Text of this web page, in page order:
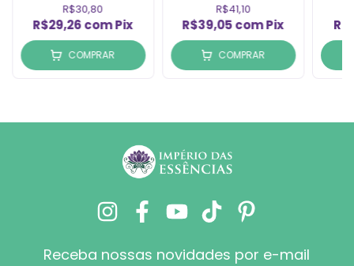
R$30,80
R$29,26comPix
COMPRAR
R$41,10
R$39,05comPix
COMPRAR
Receba nossas novidades por e-mail